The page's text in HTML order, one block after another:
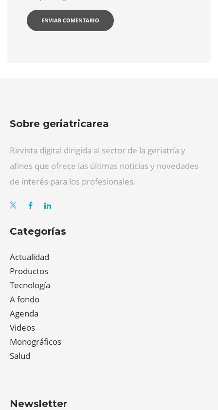
Sobre geriatricarea
Revista digital dirigida al sector de la geriatría y
afines que ofrece las últimas noticias y novedades
de interés para los profesionales.
Categorías
Actualidad
Productos
Tecnología
A fondo
Agenda
Videos
Monográficos
Salud
Newsletter